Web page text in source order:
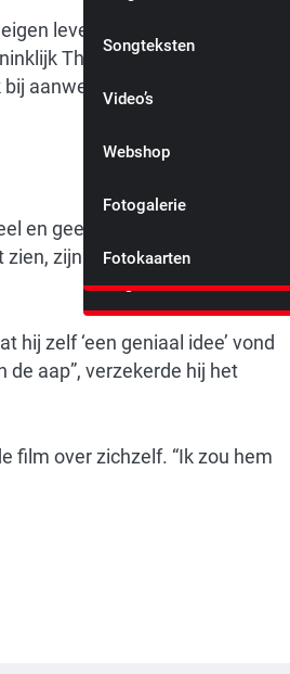
toekomst
De politie
Irritatie
Vertrouwen
Sta stil bij de mooie
dingen
Songteksten
Video’s
Webshop
Fotogalerie
Fotokaarten
leven, al tien keer gezien.
Theater Tuschinski
aanwezig. “Ik ben een
en geef ik te veel van mezelf
zijn mijn aambeien”, zei
zelf ‘een geniaal idee’ vond
de aap”, verzekerde hij het
film over zichzelf. “Ik zou hem